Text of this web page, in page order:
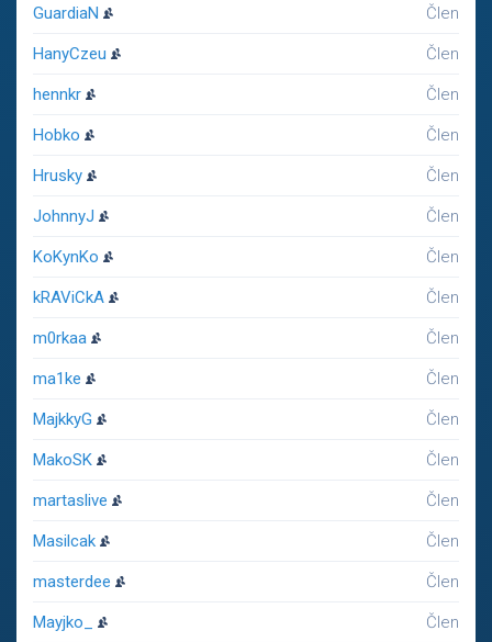
GuardiaN Člen
HanyCzeu Člen
hennkr Člen
Hobko Člen
Hrusky Člen
JohnnyJ Člen
KoKynKo Člen
kRAViCkA Člen
m0rkaa Člen
ma1ke Člen
MajkkyG Člen
MakoSK Člen
martaslive Člen
Masilcak Člen
masterdee Člen
Mayjko_ Člen